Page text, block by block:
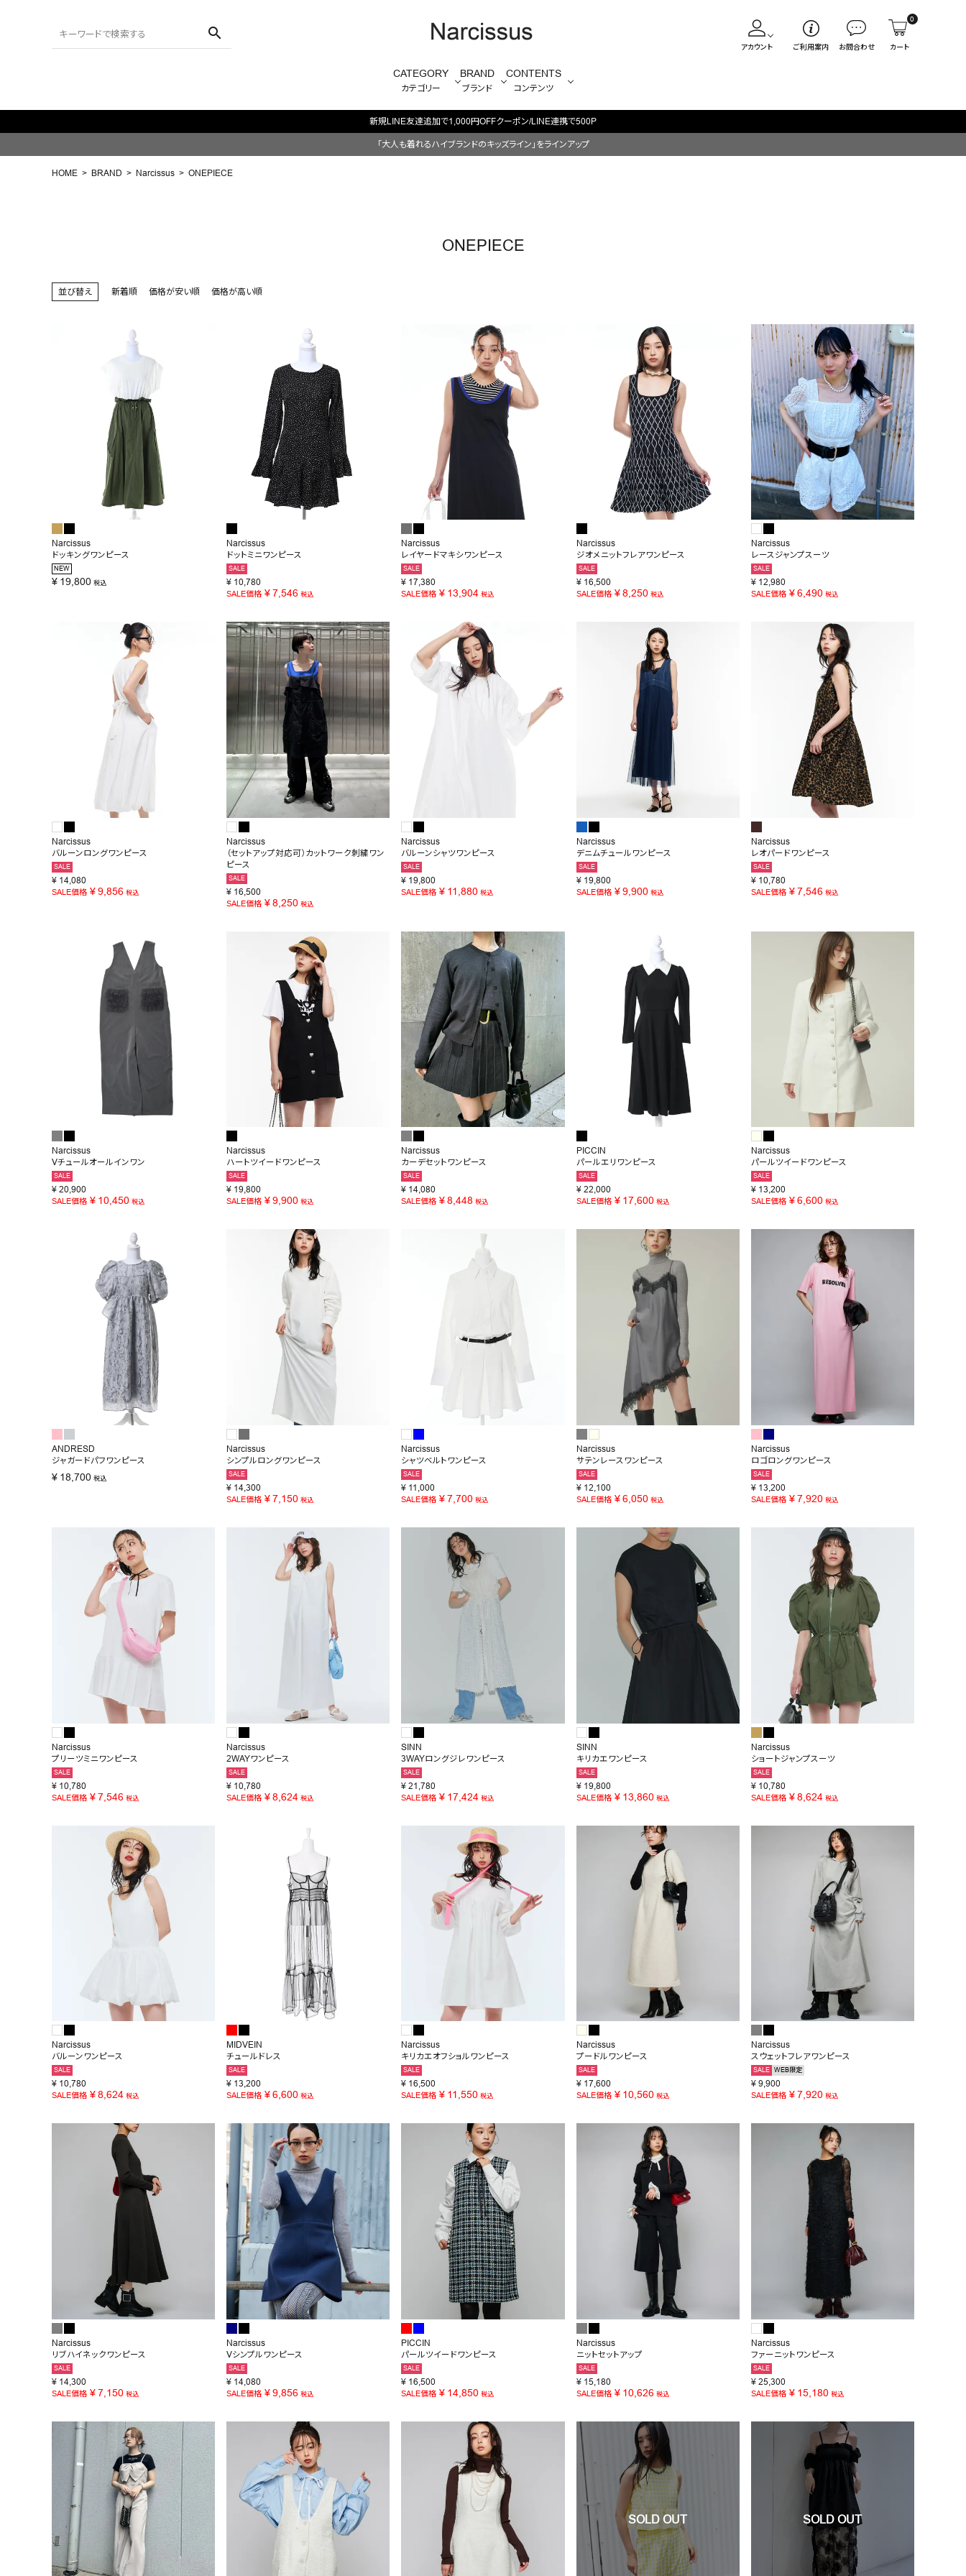
search
アカウント ご利用案内 お問合わせ
0
カート
CATEGORY
カテゴリー
BRAND
ブランド
CONTENTS
コンテンツ
CATEGORY
JOURNAL
INFORMATION
新規LINE友達追加で1,000円OFFクーポン/LINE連携で500P
「大人も着れるハイブランドのキッズライン」をラインアップ
HOME BRAND Narcissus ONEPIECE
ONEPIECE
並び替え 新着順 価格が安い順 価格が高い順
Narcissus
ドッキングワンピース
NEW
¥ 19,800 税込
Narcissus
ドットミニワンピース
SALE
¥ 10,780
SALE価格 ¥7,546 税込
Narcissus
レイヤードマキシワンピース
SALE
¥ 17,380
SALE価格 ¥ 13,904 税込
Narcissus
ジオメニットフレアワンピース
SALE
¥ 16,500
SALE価格 ¥ 8,250 税込
Narcissus
レースジャンプスーツ
SALE
¥ 12,980
SALE価格 ¥ 6,490 税込
Narcissus
バルーンロングワンピース
SALE
¥ 14,080
SALE価格 ¥9,856 税込
Narcissus
（セットアップ対応可）カットワーク刺繍ワン
ピース
SALE
¥ 16,500
SALE価格 ¥8,250 税込
Narcissus
バルーンシャツワンピース
SALE
¥ 19,800
SALE価格 ¥ 11,880 税込
Narcissus
デニムチュールワンピース
SALE
¥ 19,800
SALE価格 ¥ 9,900 税込
Narcissus
レオパードワンピース
SALE
¥ 10,780
SALE価格 ¥ 7,546 税込
Narcissus
Vチュールオールインワン
SALE
¥ 20,900
SALE価格 ¥ 10,450 税込
Narcissus
ハートツイードワンピース
SALE
¥ 19,800
SALE価格 ¥9,900 税込
Narcissus
カーデセットワンピース
SALE
¥ 14,080
SALE価格 ¥ 8,448 税込
PICCIN
パールエリワンピース
SALE
¥ 22,000
SALE価格 ¥ 17,600 税込
Narcissus
パールツイードワンピース
SALE
¥ 13,200
SALE価格 ¥ 6,600 税込
ANDRESD
ジャガードパフワンピース
¥ 18,700 税込
Narcissus
シンプルロングワンピース
SALE
¥ 14,300
SALE価格 ¥7,150 税込
Narcissus
シャツベルトワンピース
SALE
¥ 11,000
SALE価格 ¥ 7,700 税込
Narcissus
サテンレースワンピース
SALE
¥ 12,100
SALE価格 ¥ 6,050 税込
Narcissus
ロゴロングワンピース
SALE
¥ 13,200
SALE価格 ¥ 7,920 税込
Narcissus
プリーツミニワンピース
SALE
¥ 10,780
SALE価格 ¥7,546 税込
Narcissus
2WAYワンピース
SALE
¥ 10,780
SALE価格 ¥8,624 税込
SINN
3WAYロングジレワンピース
SALE
¥ 21,780
SALE価格 ¥ 17,424 税込
SINN
キリカエワンピース
SALE
¥ 19,800
SALE価格 ¥ 13,860 税込
Narcissus
ショートジャンプスーツ
SALE
¥ 10,780
SALE価格 ¥ 8,624 税込
Narcissus
バルーンワンピース
SALE
¥ 10,780
SALE価格 ¥8,624 税込
MIDVEIN
チュールドレス
SALE
¥ 13,200
SALE価格 ¥6,600 税込
Narcissus
キリカエオフショルワンピース
SALE
¥ 16,500
SALE価格 ¥ 11,550 税込
Narcissus
プードルワンピース
SALE
¥ 17,600
SALE価格 ¥ 10,560 税込
Narcissus
スウェットフレアワンピース
SALE WEB限定
¥ 9,900
SALE価格 ¥ 7,920 税込
Narcissus
リブハイネックワンピース
SALE
¥ 14,300
SALE価格 ¥7,150 税込
Narcissus
Vシンプルワンピース
SALE
¥ 14,080
SALE価格 ¥9,856 税込
PICCIN
パールツイードワンピース
SALE
¥ 16,500
SALE価格 ¥ 14,850 税込
Narcissus
ニットセットアップ
SALE
¥ 15,180
SALE価格 ¥ 10,626 税込
Narcissus
ファーニットワンピース
SALE
¥ 25,300
SALE価格 ¥ 15,180 税込